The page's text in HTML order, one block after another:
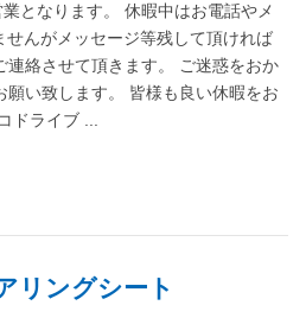
となります。 休暇中はお電話やメ
んがメッセージ等残して頂ければ
連絡させて頂きます。 ご迷惑をおか
願い致します。 皆様も良い休暇をお
ドライブ ...
リングシート